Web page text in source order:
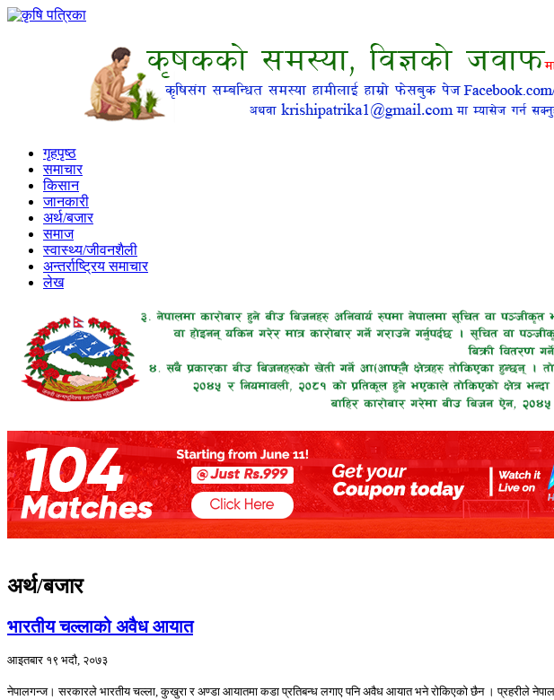
गृहपृष्ठ
समाचार
किसान
जानकारी
अर्थ/बजार
समाज
स्वास्थ्य/जीवनशैली
अन्तर्राष्ट्रिय समाचार
लेख
अर्थ/बजार
भारतीय चल्लाको अवैध आयात
आइतबार १९ भदौ, २०७३
नेपालगन्ज। सरकारले भारतीय चल्ला, कुखुरा र अण्डा आयातमा कडा प्रतिबन्ध लगाए पनि अवैध आयात भने रोकिएको छैन । प्रहरीले